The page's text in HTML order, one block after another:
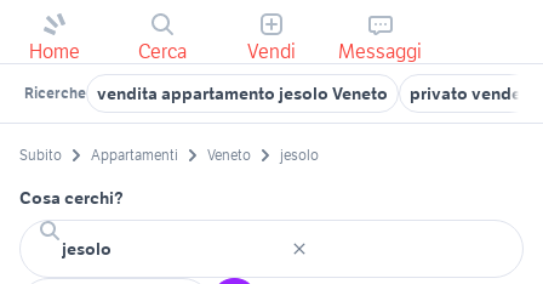
Home Cerca Vendi Messaggi
Ricerche vendita appartamento jesolo Veneto privato vende
Subito Appartamenti Veneto jesolo
Cosa cerchi?